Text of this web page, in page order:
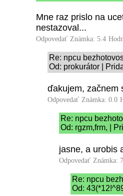
Mne raz prislo na
nestazoval...
Odpovedať Známka: 5.4
Re: npcu
Od: prokurátor |
ďakujem, začnem
Odpovedať Známka: 0.0
Re: npcu
Od: rgzm,frm, |
jasne, a urobis
Odpovedať Známka:
Re: npcu
Od: